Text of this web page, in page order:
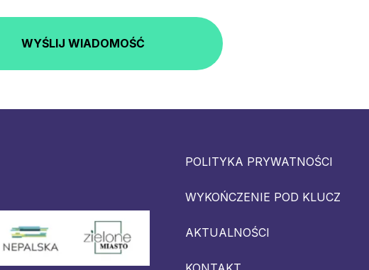
WYŚLIJ WIADOMOŚĆ
POLITYKA PRYWATNOŚCI
WYKOŃCZENIE POD KLUCZ
AKTUALNOŚCI